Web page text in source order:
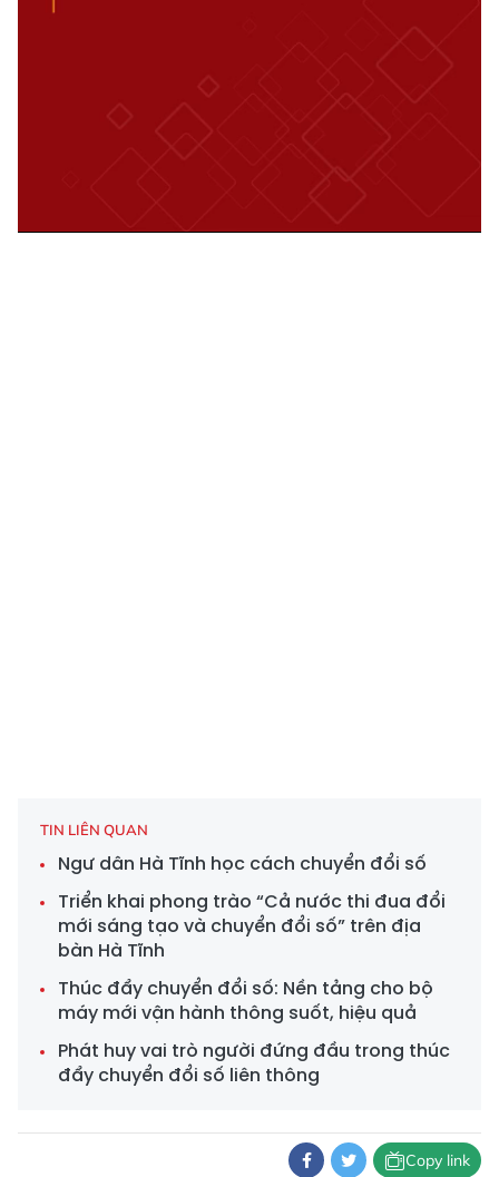
TIN LIÊN QUAN
Ngư dân Hà Tĩnh học cách chuyển đổi số
Triển khai phong trào “Cả nước thi đua đổi
mới sáng tạo và chuyển đổi số” trên địa
bàn Hà Tĩnh
Thúc đẩy chuyển đổi số: Nền tảng cho bộ
máy mới vận hành thông suốt, hiệu quả
Phát huy vai trò người đứng đầu trong thúc
đẩy chuyển đổi số liên thông
Copy link